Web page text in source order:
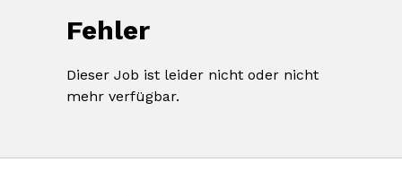
Fehler
Dieser Job ist leider nicht oder nicht
mehr verfügbar.